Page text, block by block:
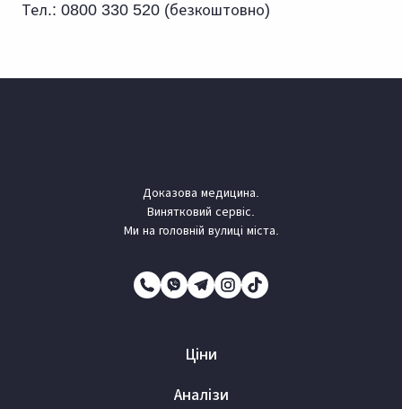
Тел.: 0800 330 520 (безкоштовно)
Доказова медицина.
Винятковий сервіс.
Ми на головній вулиці міста.
Ціни
Аналізи